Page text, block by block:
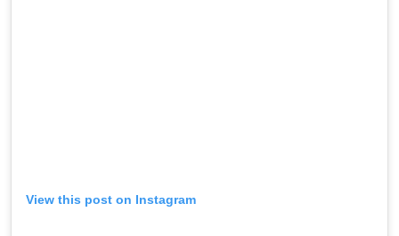
View this post on Instagram